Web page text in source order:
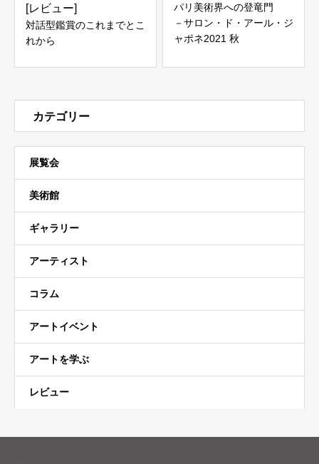
[レビュー]
対話型鑑賞のこれまでとこ
れから
パリ美術界への登竜門
－サロン・ド・アール・ジ
ャポネ2021 秋
カテゴリー
展覧会
美術館
ギャラリー
アーティスト
コラム
アートイベント
アートを学ぶ
レビュー